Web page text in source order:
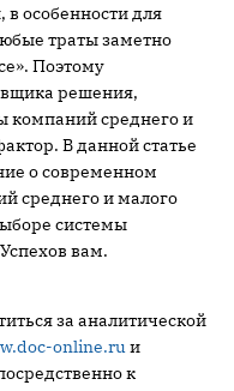
особенности для
траты заметно
Поэтому
решения,
компаний среднего и
В данной статье
о современном
среднего и малого
системы
вам.
за аналитической
online.ruи
к